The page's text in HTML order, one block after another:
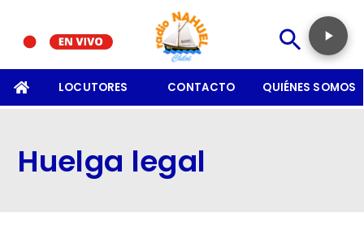
LOCUTORES CONTACTO QUIÉNES SOMOS
Huelga legal